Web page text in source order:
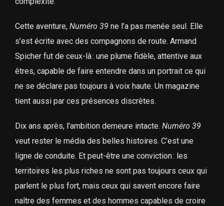
Cette aventure, Numéro 39 ne l’a pas menée seul. Elle
s’est écrite avec des compagnons de route. Armand
Spicher fut de ceux-là : une plume fidèle, attentive aux
êtres, capable de faire entendre dans un portrait ce qui
ne se déclare pas toujours à voix haute. Un magazine
tient aussi par ces présences discrètes.
Dix ans après, l’ambition demeure intacte. Numéro 39
veut rester le média des belles histoires. C’est une
ligne de conduite. Et peut-être une conviction : les
territoires les plus riches ne sont pas toujours ceux qui
parlent le plus fort, mais ceux qui savent encore faire
naître des femmes et des hommes capables de croire